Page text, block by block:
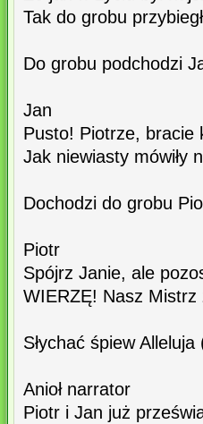
Tak do grobu
Do grobu podchodzi
Jan
Pusto! Piotrze, bracie
Jak niewiasty mówiły
Dochodzi do grobu
Piotr
Spójrz Janie, ale
WIERZĘ! Nasz
Słychać śpiew
Anioł narrator
Piotr i Jan już